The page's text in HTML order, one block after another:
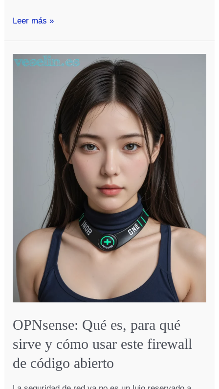
Cómo
configurar
Leer más »
OPNsense: Qué es, para qué
sirve y cómo usar este firewall
de código abierto